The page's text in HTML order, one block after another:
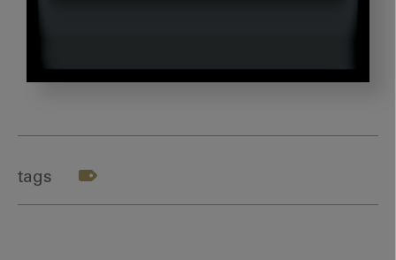
tags